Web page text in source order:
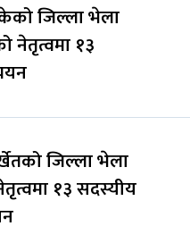
जिल्ला भेला
नेतृत्वमा १३
जिल्ला भेला
१३ सदस्यीय